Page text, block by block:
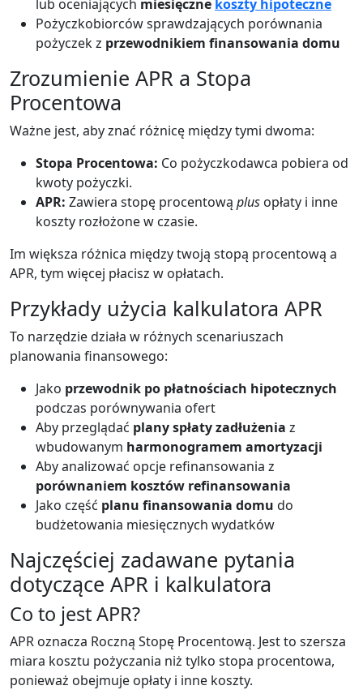
lub oceniających miesięczne koszty hipoteczne
Pożyczkobiorców sprawdzających porównania
pożyczek z przewodnikiem finansowania domu
Zrozumienie APR a Stopa
Procentowa
Ważne jest, aby znać różnicę między tymi dwoma:
Stopa Procentowa: Co pożyczkodawca pobiera od
kwoty pożyczki.
APR: Zawiera stopę procentową plus opłaty i inne
koszty rozłożone w czasie.
Im większa różnica między twoją stopą procentową a
APR, tym więcej płacisz w opłatach.
Przykłady użycia kalkulatora APR
To narzędzie działa w różnych scenariuszach
planowania finansowego:
Jako przewodnik po płatnościach hipotecznych
podczas porównywania ofert
Aby przeglądać plany spłaty zadłużenia z
wbudowanym harmonogramem amortyzacji
Aby analizować opcje refinansowania z
porównaniem kosztów refinansowania
Jako część planu finansowania domu do
budżetowania miesięcznych wydatków
Najczęściej zadawane pytania
dotyczące APR i kalkulatora
Co to jest APR?
APR oznacza Roczną Stopę Procentową. Jest to szersza
miara kosztu pożyczania niż tylko stopa procentowa,
ponieważ obejmuje opłaty i inne koszty.